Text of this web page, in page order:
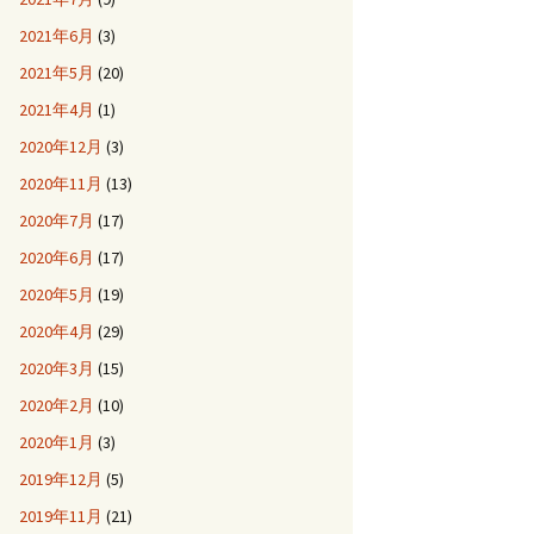
2021年6月 (3)
2021年5月 (20)
2021年4月 (1)
2020年12月 (3)
2020年11月 (13)
2020年7月 (17)
2020年6月 (17)
2020年5月 (19)
2020年4月 (29)
2020年3月 (15)
2020年2月 (10)
2020年1月 (3)
2019年12月 (5)
2019年11月 (21)